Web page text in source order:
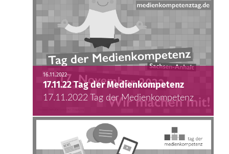
16.11.2022
17.11.22 Tag der Medienkompetenz
17.11.2022 Tag der Medienkompetenz